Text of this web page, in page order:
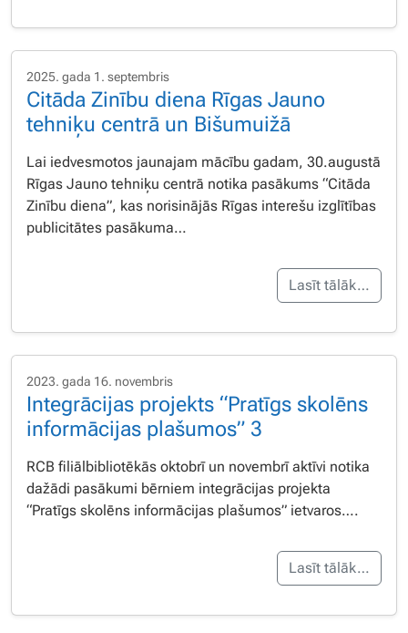
2025. gada 1. septembris
Citāda Zinību diena Rīgas Jauno
tehniķu centrā un Bišumuižā
Lai iedvesmotos jaunajam mācību gadam, 30.augustā
Rīgas Jauno tehniķu centrā notika pasākums “Citāda
Zinību diena”, kas norisinājās Rīgas interešu izglītības
publicitātes pasākuma…
Lasīt tālāk…
2023. gada 16. novembris
Integrācijas projekts “Pratīgs skolēns
informācijas plašumos” 3
RCB filiālbibliotēkās oktobrī un novembrī aktīvi notika
dažādi pasākumi bērniem integrācijas projekta
“Pratīgs skolēns informācijas plašumos” ietvaros….
Lasīt tālāk…